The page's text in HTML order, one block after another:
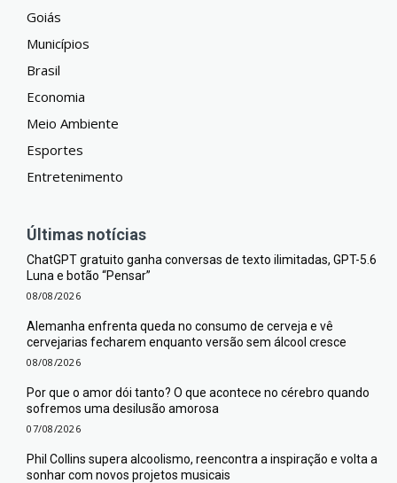
Goiás
Municípios
Brasil
Economia
Meio Ambiente
Esportes
Entretenimento
Últimas notícias
ChatGPT gratuito ganha conversas de texto ilimitadas, GPT-5.6
Luna e botão “Pensar”
08/08/2026
Alemanha enfrenta queda no consumo de cerveja e vê
cervejarias fecharem enquanto versão sem álcool cresce
08/08/2026
Por que o amor dói tanto? O que acontece no cérebro quando
sofremos uma desilusão amorosa
07/08/2026
Phil Collins supera alcoolismo, reencontra a inspiração e volta a
sonhar com novos projetos musicais